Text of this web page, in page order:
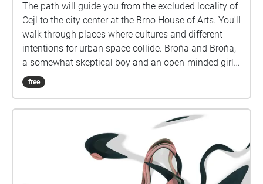
The path will guide you from the excluded locality of
Cejl to the city center at the Brno House of Arts. You'll
walk through places where cultures and different
intentions for urban space collide. Broňa and Broňa,
a somewhat skeptical boy and an open-minded girl
from Brno, are recording a program for a school
group, but things start to get a little out of hand
free